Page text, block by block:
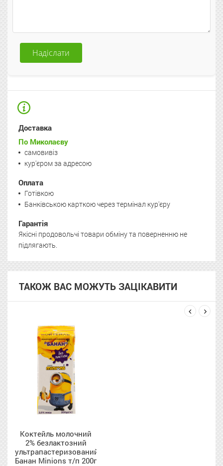
Надіслати
Доставка
По Миколаєву
самовивіз
кур'єром за адресою
Оплата
Готівкою
Банківською карткою через термінал кур'єру
Гарантія
Якісні продовольчі товари обміну та поверненню не
підлягають.
ТАКОЖ ВАС МОЖУТЬ ЗАЦІКАВИТИ
Коктейль молочний
2% безлактозний
ультрапастеризований
Банан Minions т/п 200г
prev
next